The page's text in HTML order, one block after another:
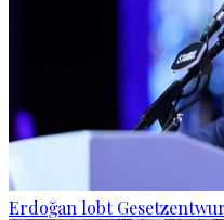
Erdoğan lobt